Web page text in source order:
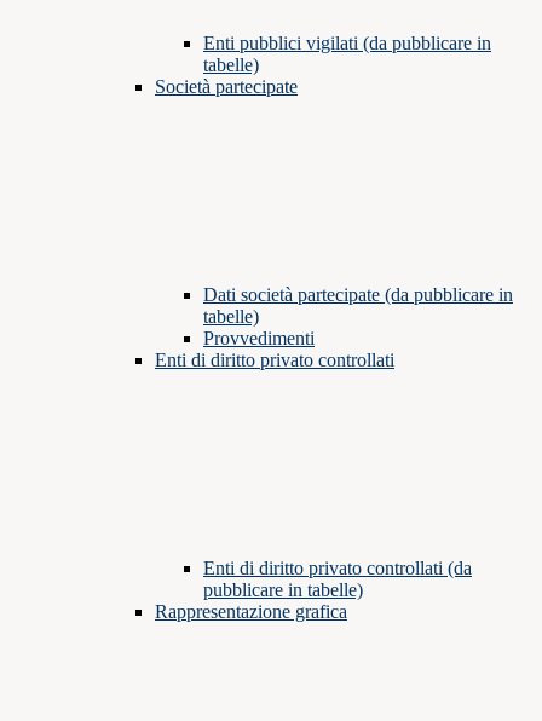
Enti pubblici vigilati (da pubblicare in
tabelle)
Società partecipate
Dati società partecipate (da pubblicare in
tabelle)
Provvedimenti
Enti di diritto privato controllati
Enti di diritto privato controllati (da
pubblicare in tabelle)
Rappresentazione grafica